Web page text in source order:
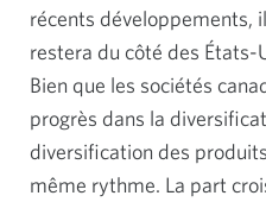
récents développements,
restera du côté des États-
Bien que les sociétés
progrès dans la
diversification des
même rythme. La part